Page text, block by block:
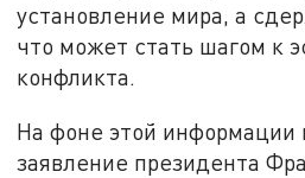
установление мира, а
что может стать шагом к
конфликта.
На фоне этой информации
заявление президента